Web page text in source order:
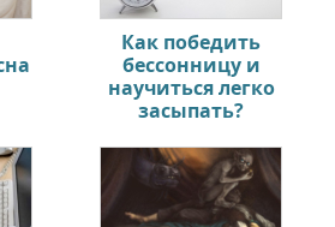
Как победить
бессонницу и
научиться легко
засыпать?